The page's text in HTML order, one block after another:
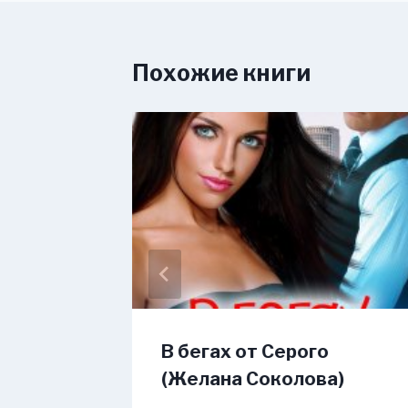
Похожие книги
В бегах от Серого
(Желана Соколова)